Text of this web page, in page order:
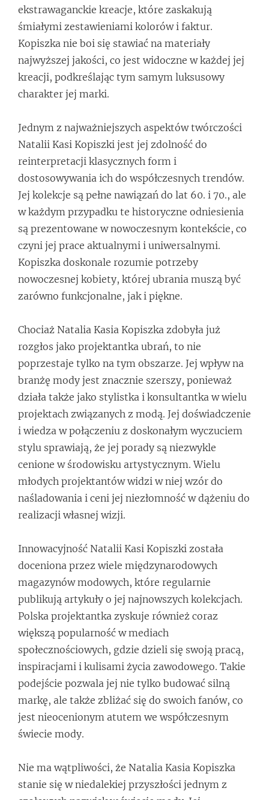
ekstrawaganckie kreacje, które zaskakują
śmiałymi zestawieniami kolorów i faktur.
Kopiszka nie boi się stawiać na materiały
najwyższej jakości, co jest widoczne w każdej jej
kreacji, podkreślając tym samym luksusowy
charakter jej marki.
Jednym z najważniejszych aspektów twórczości
Natalii Kasi Kopiszki jest jej zdolność do
reinterpretacji klasycznych form i
dostosowywania ich do współczesnych trendów.
Jej kolekcje są pełne nawiązań do lat 60. i 70., ale
w każdym przypadku te historyczne odniesienia
są prezentowane w nowoczesnym kontekście, co
czyni jej prace aktualnymi i uniwersalnymi.
Kopiszka doskonale rozumie potrzeby
nowoczesnej kobiety, której ubrania muszą być
zarówno funkcjonalne, jak i piękne.
Chociaż Natalia Kasia Kopiszka zdobyła już
rozgłos jako projektantka ubrań, to nie
poprzestaje tylko na tym obszarze. Jej wpływ na
branżę mody jest znacznie szerszy, ponieważ
działa także jako stylistka i konsultantka w wielu
projektach związanych z modą. Jej doświadczenie
i wiedza w połączeniu z doskonałym wyczuciem
stylu sprawiają, że jej porady są niezwykle
cenione w środowisku artystycznym. Wielu
młodych projektantów widzi w niej wzór do
naśladowania i ceni jej niezłomność w dążeniu do
realizacji własnej wizji.
Innowacyjność Natalii Kasi Kopiszki została
doceniona przez wiele międzynarodowych
magazynów modowych, które regularnie
publikują artykuły o jej najnowszych kolekcjach.
Polska projektantka zyskuje również coraz
większą popularność w mediach
społecznościowych, gdzie dzieli się swoją pracą,
inspiracjami i kulisami życia zawodowego. Takie
podejście pozwala jej nie tylko budować silną
markę, ale także zbliżać się do swoich fanów, co
jest nieocenionym atutem we współczesnym
świecie mody.
Nie ma wątpliwości, że Natalia Kasia Kopiszka
stanie się w niedalekiej przyszłości jednym z